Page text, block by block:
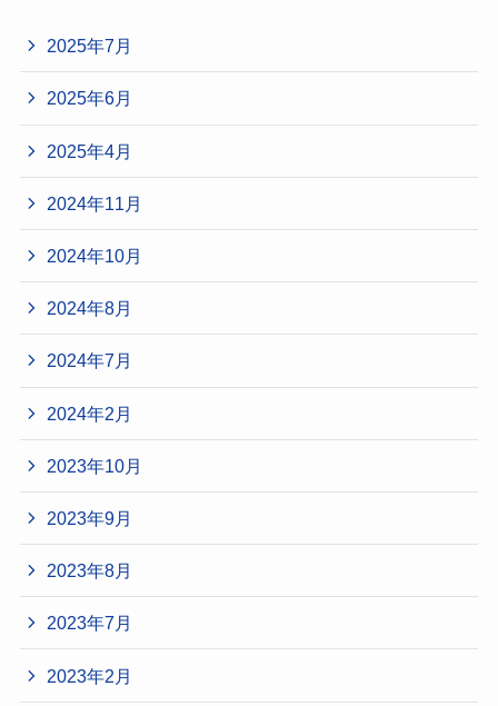
2025年7月
2025年6月
2025年4月
2024年11月
2024年10月
2024年8月
2024年7月
2024年2月
2023年10月
2023年9月
2023年8月
2023年7月
2023年2月